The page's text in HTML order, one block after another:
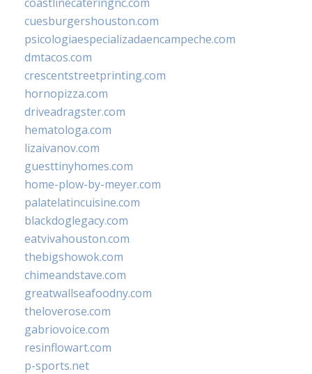
cuesburgershouston.com
psicologiaespecializadaencampeche.com
dmtacos.com
crescentstreetprinting.com
hornopizza.com
driveadragster.com
hematologa.com
lizaivanov.com
guesttinyhomes.com
home-plow-by-meyer.com
palatelatincuisine.com
blackdoglegacy.com
eatvivahouston.com
thebigshowok.com
chimeandstave.com
greatwallseafoodny.com
theloverose.com
gabriovoice.com
resinflowart.com
p-sports.net